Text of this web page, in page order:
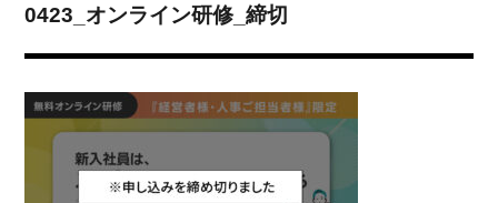
0423_オンライン研修_締切